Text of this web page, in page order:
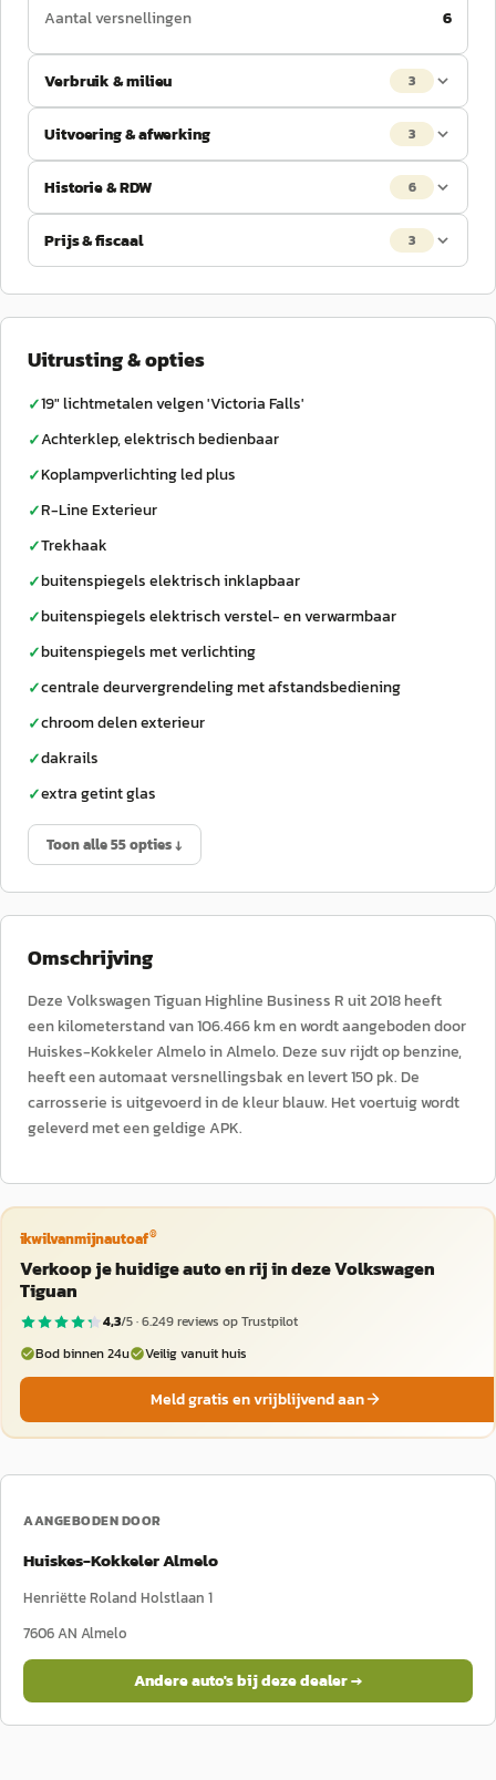
Aantal versnellingen
6
Verbruik & milieu 3
Uitvoering & afwerking 3
Historie & RDW 6
Prijs & fiscaal 3
Uitrusting & opties
✓19" lichtmetalen velgen 'Victoria Falls'
✓Achterklep, elektrisch bedienbaar
✓Koplampverlichting led plus
✓R-Line Exterieur
✓Trekhaak
✓buitenspiegels elektrisch inklapbaar
✓buitenspiegels elektrisch verstel- en verwarmbaar
✓buitenspiegels met verlichting
✓centrale deurvergrendeling met afstandsbediening
✓chroom delen exterieur
✓dakrails
✓extra getint glas
Toon alle 55 opties ↓
Omschrijving
Deze Volkswagen Tiguan Highline Business R uit 2018 heeft
een kilometerstand van 106.466 km en wordt aangeboden door
Huiskes-Kokkeler Almelo in Almelo. Deze suv rijdt op benzine,
heeft een automaat versnellingsbak en levert 150 pk. De
carrosserie is uitgevoerd in de kleur blauw. Het voertuig wordt
geleverd met een geldige APK.
ikwilvanmijnautoaf®
Verkoop je huidige auto en rij in deze Volkswagen
Tiguan
4,3/5 ·6.249reviews op Trustpilot
Bod binnen 24u
Veilig vanuit huis
Meld gratis en vrijblijvend aan
AANGEBODEN DOOR
Huiskes-Kokkeler Almelo
Henriëtte Roland Holstlaan 1
7606 AN Almelo
Andere auto's bij deze dealer →